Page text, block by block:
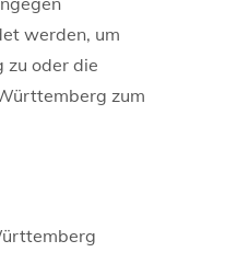
werden, um
zu oder die
zum